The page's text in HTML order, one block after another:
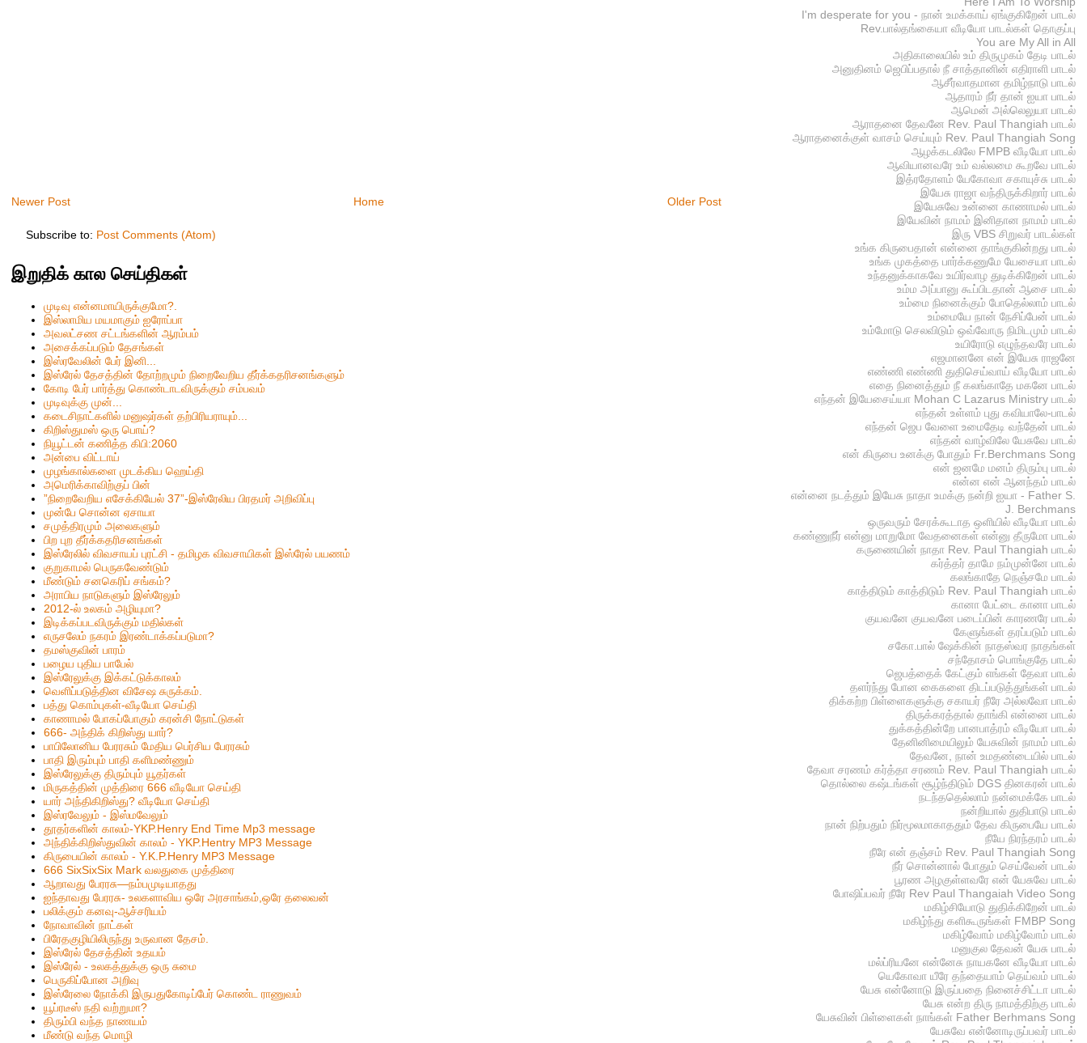
Newer Post Older Post
Home
Subscribe to: Post Comments (Atom)
இறுதிக் கால செய்திகள்
முடிவு என்னமாயிருக்குமோ?.
இஸ்லாமிய மயமாகும் ஐரோப்பா
அவலட்சண சட்டங்களின் ஆரம்பம்
அசைக்கப்படும் தேசங்கள்
இஸ்ரவேலின் பேர் இனி...
இஸ்ரேல் தேசத்தின் தோற்றமும் நிறைவேறிய தீர்க்கதரிசனங்களும்
கோடி பேர் பார்த்து கொண்டாடவிருக்கும் சம்பவம்
முடிவுக்கு முன்...
கடைசிநாட்களில் மனுஷர்கள் தற்பிரியராயும்...
கிறிஸ்தும‌ஸ் ஒரு பொய்?
நியூட்டன் கணித்த கிபி:2060
அன்பை விட்டாய்
முழங்கால்களை முடக்கிய ஹெய்தி
அமெரிக்காவிற்குப் பின்
”நிறைவேறிய எசேக்கியேல் 37”-இஸ்ரேலிய பிரதமர் அறிவிப்பு
முன்பே சொன்ன ஏசாயா
சமுத்திரமும் அலைகளும்
பிற புற தீர்க்கதரிசனங்கள்
இஸ்ரேலில் விவசாயப் புரட்சி - தமிழக விவசாயிகள் இஸ்ரேல் பயணம்
குறுகாமல் பெருகவேண்டும்
மீண்டும் சனகெரிப் சங்கம்?
அராபிய நாடுகளும் இஸ்ரேலும்
2012-ல் உலகம் அழியுமா?
இடிக்கப்படவிருக்கும் மதில்கள்
எருசலேம் நகரம் இரண்டாக்கப்படுமா?
தமஸ்குவின் பாரம்
பழைய புதிய பாபேல்
இஸ்ரேலுக்கு இக்கட்டுக்காலம்
வெளிப்படுத்தின விசேஷ சுருக்கம்.
பத்து கொம்புகள்-வீடியோ செய்தி
காணாமல் போகப்போகும் கரன்சி நோட்டுகள்
666- அந்திக் கிறிஸ்து யார்?
பாபிலோனிய பேரரசும் மேதிய பெர்சிய பேரரசும்
பாதி இரும்பும் பாதி களிமண்ணும்
இஸ்ரேலுக்கு திரும்பும் யூதர்கள்
மிருகத்தின் முத்திரை 666 வீடியோ செய்தி
யார் அந்திகிறிஸ்து? வீடியோ செய்தி
இஸ்ரவேலும் - இஸ்மவேலும்
தூதர்களின் காலம்-YKP.Henry End Time Mp3 message
அந்திக்கிறிஸ்துவின் காலம் - YKP.Hentry MP3 Message
கிருபையின் காலம் - Y.K.P.Henry MP3 Message
666 SixSixSix Mark வலதுகை முத்திரை
ஆறாவது பேரரசு—நம்பமுடியாதது
ஐந்தாவது பேரரசு- உலகளாவிய ஒரே அரசாங்கம்,ஒரே தலைவன்
பலிக்கும் கனவு-ஆச்சரியம்
நோவாவின் நாட்கள்
பிரேதகுழியிலிருந்து உருவான தேசம்.
இஸ்ரேல் தேசத்தின் உதயம்
இஸ்ரேல் - உலகத்துக்கு ஒரு சுமை
பெருகிப்போன அறிவு
இஸ்ரேலை நோக்கி இருபதுகோடிப்பேர் கொண்ட ராணுவம்
யூப்ரடீஸ் நதி வற்றுமா?
திரும்பி வந்த நாணயம்
மீண்டு வந்த மொழி
I'm desperate for you - நான் உமக்காய் ஏங்குகிறேன் பாடல்
Rev.பால்தங்கையா வீடியோ பாடல்கள் தொகுப்பு
You are My All in All
அதிகாலையில் உம் திருமுகம் தேடி பாடல்
அனுதினம் ஜெபிப்பதால் நீ சாத்தானின் எதிராளி பாடல்
ஆசீர்வாதமான தமிழ்நாடு பாடல்
ஆதாரம் நீர் தான் ஐயா பாடல்
ஆமென் அல்லெலுயா பாடல்
ஆராதனை தேவனே Rev. Paul Thangiah பாடல்
ஆராதனைக்குள் வாசம் செய்யும் Rev. Paul Thangiah Song
ஆழக்கடலிலே FMPB வீடியோ பாடல்
ஆவியானவரே உம் வல்லமை கூறவே பாடல்
இத்ரதோளம் யேகோவா சகாயுச்சு பாடல்
இயேசு ராஜா வந்திருக்கிறார் பாடல்
இயேசுவே உன்னை காணாமல் பாடல்
இயேவின் நாமம் இனிதான நாமம் பாடல்
இரு VBS சிறுவர் பாடல்கள்
உங்க கிருபைதான் என்னை தாங்குகின்றது பாடல்
உங்க முகத்தை பார்க்கணுமே யேசையா பாடல்
உந்தனுக்காகவே உயிர்வாழ துடிக்கிறேன் பாடல்
உம்ம அப்பானு கூப்பிடதான் ஆசை பாடல்
உம்மை நினைக்கும் போதெல்லாம் பாடல்
உம்மையே நான் நேசிப்பேன் பாடல்
உம்மோடு செலவிடும் ஒவ்வோரு நிமிடமும் பாடல்
உயிரோடு எழுந்தவரே பாடல்
எஜமானனே என் இயேசு ராஜனே
எண்ணி எண்ணி துதிசெய்வாய் வீடியோ பாடல்
எதை நினைத்தும் நீ கலங்காதே மகனே பாடல்
எந்தன் இயேசைய்யா Mohan C Lazarus Ministry பாடல்
எந்தன் உள்ளம் புது கவியாலே-பாடல்
எந்தன் ஜெப வேளை உமைதேடி வந்தேன் பாடல்
எந்தன் வாழ்விலே யேசுவே பாடல்
என் கிருபை உனக்கு போதும் Fr.Berchmans Song
என் ஜனமே மனம் திரும்பு பாடல்
என்ன என் ஆனந்தம் பாடல்
என்னை நடத்தும் இயேசு நாதா உமக்கு நன்றி ஐயா - Father S.
J. Berchmans
ஒருவரும் சேரக்கூடாத ஒளியில் வீடியோ பாடல்
கண்ணுநீர் என்னு மாறுமோ வேதனைகள் என்னு தீருமோ பாடல்
கருணையின் நாதா Rev. Paul Thangiah பாடல்
கர்த்தர் தாமே நம்முன்னே பாடல்
கலங்காதே நெஞ்சமே பாடல்
காத்திடும் காத்திடும் Rev. Paul Thangiah பாடல்
கானா பேட்டை கானா பாடல்
குயவனே குயவனே படைப்பின் காரணரே பாடல்
கேளுங்கள் தரப்படும் பாடல்
சகோ.பால் ஷேக்கின் நாதஸ்வர நாதங்கள்
சந்தோசம் பொங்குதே பாடல்
ஜெபத்தைக் கேட்கும் எங்கள் தேவா பாடல்
தளர்ந்து போன கைகளை திடப்படுத்துங்கள் பாடல்
திக்கற்ற பிள்ளைகளுக்கு சகாயர் நீரே அல்லவோ பாடல்
திருக்கரத்தால் தாங்கி என்னை பாடல்
துக்கத்தின்றே பானபாத்ரம் வீடியோ பாடல்
தேனினிமையிலும் யேசுவின் நாமம் பாடல்
தேவனே, நான் உமதண்டையில் பாடல்
தேவா சரணம் கர்த்தா சரணம் Rev. Paul Thangiah பாடல்
தொல்லை கஷ்டங்கள் சூழ்ந்திடும் DGS தினகரன் பாடல்
நடந்ததெல்லாம் நன்மைக்கே பாடல்
நன்றியால் துதிபாடு பாடல்
நான் நிற்பதும் நிர்மூலமாகாததும் தேவ கிருபையே பாடல்
நீயே நிரந்தரம் பாடல்
நீரே என் தஞ்சம் Rev. Paul Thangiah Song
நீர் சொன்னால் போதும் செய்வேன் பாடல்
பூரண அழகுள்ளவரே என் யேசுவே பாடல்
போஷிப்பவர் நீரே Rev Paul Thangaiah Video Song
மகிழ்சியோடு துதிக்கிறேன் பாடல்
மகிழ்ந்து களிகூருங்கள் FMBP Song
மகிழ்வோம் மகிழ்வோம் பாடல்
மனுகுல தேவன் யேசு பாடல்
மல்ப்ரியனே என்னேசு நாயகனே வீடியோ பாடல்
யெகோவா யீரே தந்தையாம் தெய்வம் பாடல்
யேசு என்னோடு இருப்பதை நினைச்சிட்டா பாடல்
யேசு என்ற திரு நாமத்திற்கு பாடல்
யேசுவின் பிள்ளைகள் நாங்கள் Father Berhmans Song
யேசுவே என்னோடிருப்பவர் பாடல்